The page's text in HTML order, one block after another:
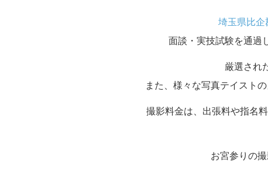
埼玉県比企
面談・実技試験を通過
厳選され
また、様々な写真テイスト
撮影料金は、出張料や指名
お宮参りの